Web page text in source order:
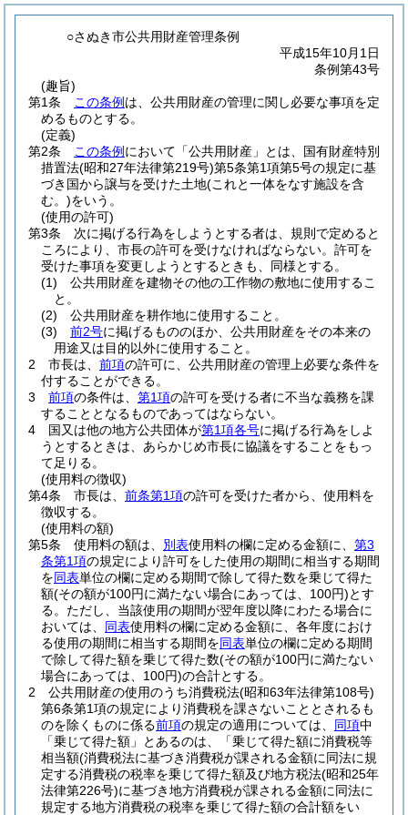
○さぬき市公共用財産管理条例
平成15年10月1日
条例第43号
(趣旨)
第1条
この条例 は、公共用財産の管理に関し必要な事項を定
めるものとする。
(定義)
第2条
この条例 において「公共用財産」とは、国有財産特別
措置法(昭和27年法律第219号)第5条第1項第5号の規定に基
づき国から譲与を受けた土地(これと一体をなす施設を含
む。)をいう。
(使用の許可)
第3条
次に掲げる行為をしようとする者は、規則で定めると
ころにより、市長の許可を受けなければならない。 許可を
受けた事項を変更しようとするときも、同様とする。
(1)
公共用財産を建物その他の工作物の敷地に使用するこ
と。
(2)
公共用財産を耕作地に使用すること。
(3)
前2号に掲げるもののほか、公共用財産をその本来の
用途又は目的以外に使用すること。
2
市長は、 前項の許可に、公共用財産の管理上必要な条件を
付することができる。
3
前項の条件は、 第1項の許可を受ける者に不当な義務を課
することとなるものであってはならない。
4
国又は他の地方公共団体が第1項各号に掲げる行為をしよ
うとするときは、あらかじめ市長に協議をすることをもっ
て足りる。
(使用料の徴収)
第4条
市長は、 前条第1項の許可を受けた者から、使用料を
徴収する。
(使用料の額)
第5条
使用料の額は、 別表使用料の欄に定める金額に、 第3
条第1項の規定により許可をした使用の期間に相当する期間
を同表単位の欄に定める期間で除して得た数を乗じて得た
額(その額が100円に満たない場合にあっては、100円)とす
る。 ただし、当該使用の期間が翌年度以降にわたる場合に
おいては、 同表使用料の欄に定める金額に、各年度におけ
る使用の期間に相当する期間を同表単位の欄に定める期間
で除して得た額を乗じて得た数(その額が100円に満たない
場合にあっては、100円)の合計とする。
2
公共用財産の使用のうち消費税法(昭和63年法律第108号)
第6条第1項の規定により消費税を課さないこととされるも
のを除くものに係る前項の規定の適用については、 同項中
「乗じて得た額」とあるのは、「乗じて得た額に消費税等
相当額(消費税法に基づき消費税が課される金額に同法に規
定する消費税の税率を乗じて得た額及び地方税法(昭和25年
法律第226号)に基づき地方消費税が課される金額に同法に
規定する地方消費税の税率を乗じて得た額の合計額をい